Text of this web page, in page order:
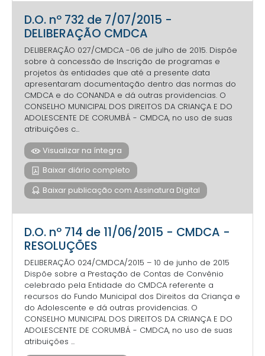
D.O. nº 732 de 7/07/2015 -
DELIBERAÇÃO CMDCA
DELIBERAÇÃO 027/CMDCA -06 de julho de 2015. Dispõe
sobre à concessão de Inscrição de programas e
projetos às entidades que até a presente data
apresentaram documentação dentro das normas do
CMDCA e do CONANDA e dá outras providencias. O
CONSELHO MUNICIPAL DOS DIREITOS DA CRIANÇA E DO
ADOLESCENTE DE CORUMBÁ - CMDCA, no uso de suas
atribuições c...
Visualizar na íntegra
Baixar diário completo
Baixar publicação com Assinatura Digital
D.O. nº 714 de 11/06/2015 - CMDCA -
RESOLUÇÕES
DELIBERAÇÃO 024/CMDCA/2015 – 10 de junho de 2015
Dispõe sobre a Prestação de Contas de Convênio
celebrado pela Entidade do CMDCA referente a
recursos do Fundo Municipal dos Direitos da Criança e
do Adolescente e dá outras providencias. O
CONSELHO MUNICIPAL DOS DIREITOS DA CRIANÇA E DO
ADOLESCENTE DE CORUMBÁ - CMDCA, no uso de suas
atribuições ...